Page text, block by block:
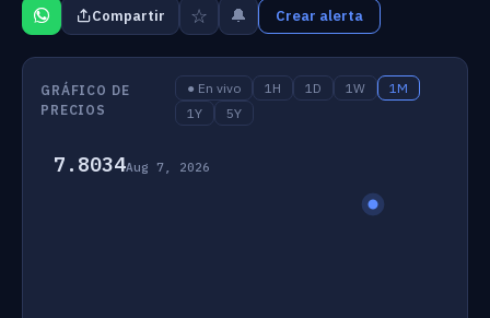
Compartir ☆ 🔔 Crear alerta
GRÁFICO DE
PRECIOS
● En vivo 1H 1D 1W
1M
1Y
5Y
7.8034Aug 7, 2026